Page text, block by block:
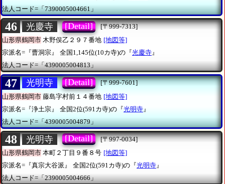
法人コード=「7390005004661」
46 光慶寺 [Detail]
[〒999-7313]
山形県鶴岡市 木野俣乙２９７番地 [地図等]
宗派名=『曹洞宗』
全国1,145位(10カ寺)の『光慶寺』
法人コード=「4390005004813」
47 光明寺 [Detail]
[〒999-7601]
山形県鶴岡市 藤島字村前１４番地 [地図等]
宗派名=『浄土宗』
全国2位(591カ寺)の『光明寺 』
法人コード=「4390005004879」
48 光明寺 [Detail]
[〒997-0034]
山形県鶴岡市 本町２丁目９番８号 [地図等]
宗派名=『真宗大谷派』
全国2位(591カ寺)の『光明寺』
法人コード=「2390005004666」